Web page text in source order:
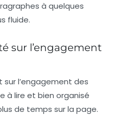
à quelques
fluide.
sur l’engagement
sur l’engagement des
à lire et bien organisé
de temps sur la page.